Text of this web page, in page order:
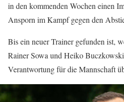
in den kommenden Wochen einen
Ansporn im Kampf gegen den
Bis ein neuer Trainer gefunden ist,
Rainer Sowa und Heiko
Verantwortung für die Mannschaft